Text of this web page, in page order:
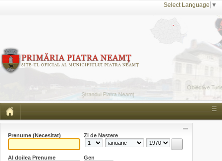
Select Language ▼
☰
Prenume (Necesitat)
Al doilea Prenume
Zi de Naștere
Gen